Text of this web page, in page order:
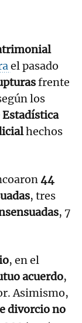
el pasado
frente
los
Estadística
hechos
44
, tres
, 7
, en el
acuerdo,
Asimismo,
divorcio no